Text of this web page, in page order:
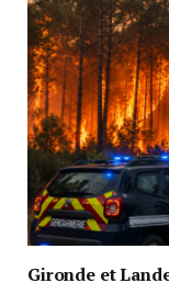
Gironde et